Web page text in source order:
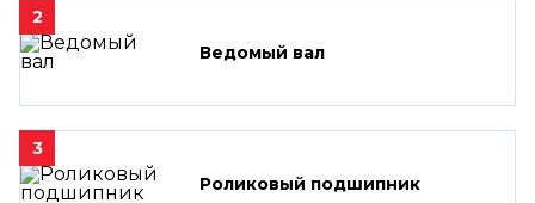
2
Ведомый вал
3
Роликовый подшипник